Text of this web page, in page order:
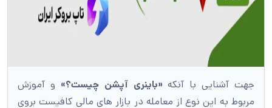
جهت آشنایی با آنکه «باینری آپشن چیست؟» و آموزش
مربوط به این نوع از معامله در بازار های مالی کافیست بروی